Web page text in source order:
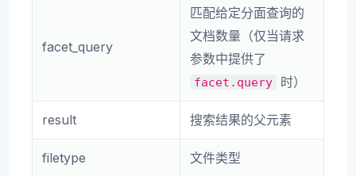
facet_query
匹配给定分面查询的
文档数量（仅当请求
参数中提供了
facet.query 时）
result 搜索结果的父元素
filetype 文件类型